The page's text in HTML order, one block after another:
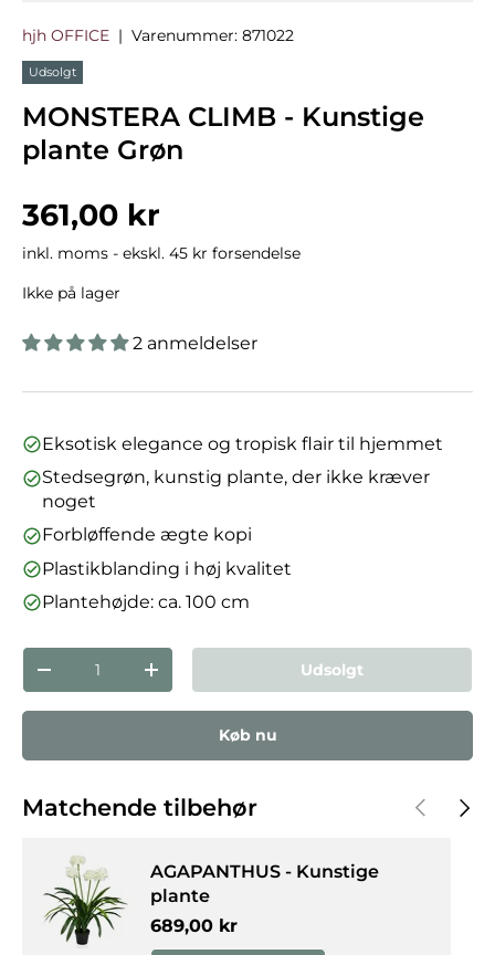
hjh OFFICE | Varenummer: 871022
Udsolgt
MONSTERA CLIMB - Kunstige
plante Grøn
Normalpris
361,00 kr
inkl. moms - ekskl. 45 kr forsendelse
Ikke på lager
2 anmeldelser
Eksotisk elegance og tropisk flair til hjemmet
Stedsegrøn, kunstig plante, der ikke kræver
noget
Forbløffende ægte kopi
Plastikblanding i høj kvalitet
Plantehøjde: ca. 100 cm
Antal
Reducer mængdenForøg mængden Udsolgt
Køb nu
Matchende tilbehør Forrige
AGAPANTHUS - Kunstige
plante
Normalpris
689,00 kr